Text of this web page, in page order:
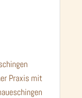
Praxis mit